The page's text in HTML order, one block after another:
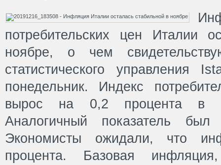
потребительских цен Италии
ноябре, о чем
статистического управления
понедельник. Индекс
вырос на 0,2 процента в
Аналогичный показатель
Экономисты ожидали, что
процента. Базовая